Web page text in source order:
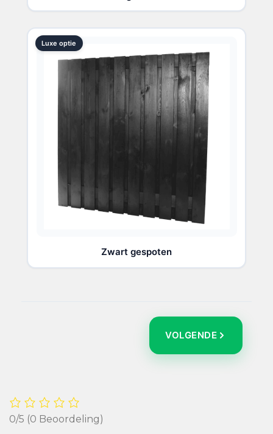
Luxe optie
Zwart gespoten
VOLGENDE
0/5 (0 Beoordeling)